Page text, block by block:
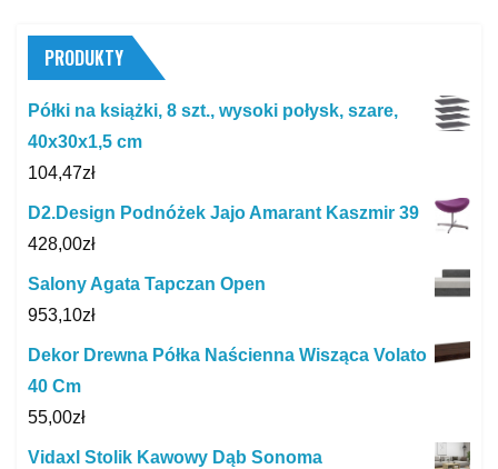
PRODUKTY
Półki na książki, 8 szt., wysoki połysk, szare,
40x30x1,5 cm
104,47zł
D2.Design Podnóżek Jajo Amarant Kaszmir 39
428,00zł
Salony Agata Tapczan Open
953,10zł
Dekor Drewna Półka Naścienna Wisząca Volato
40 Cm
55,00zł
Vidaxl Stolik Kawowy Dąb Sonoma